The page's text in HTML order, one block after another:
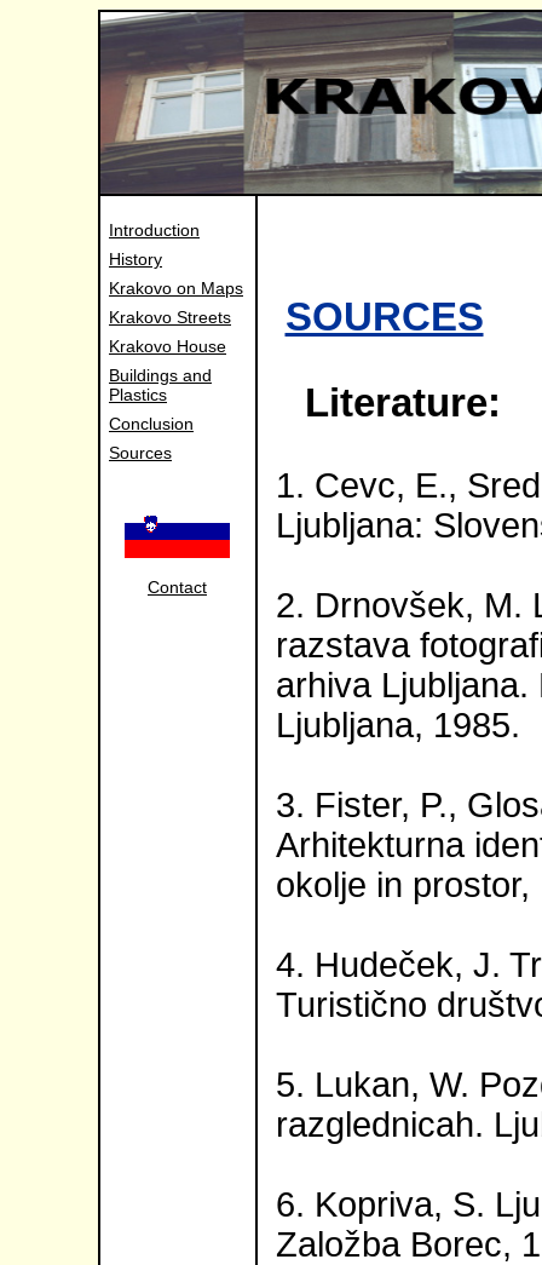
Introduction
History
Krakovo on Maps
Krakovo Streets
Krakovo House
Buildings and
Plastics
Conclusion
Sources
Contact
SOURCES
Literature:
1. Cevc, E.,
Ljubljana:
2. Drnovšek, M.
razstava
arhiva
Ljubljana, 1985.
3. Fister, P.,
Arhitekturna
okolje in prostor,
4. Hudeček, J.
Turistično
5. Lukan, W.
razglednicah.
6. Kopriva, S.
Založba Borec,